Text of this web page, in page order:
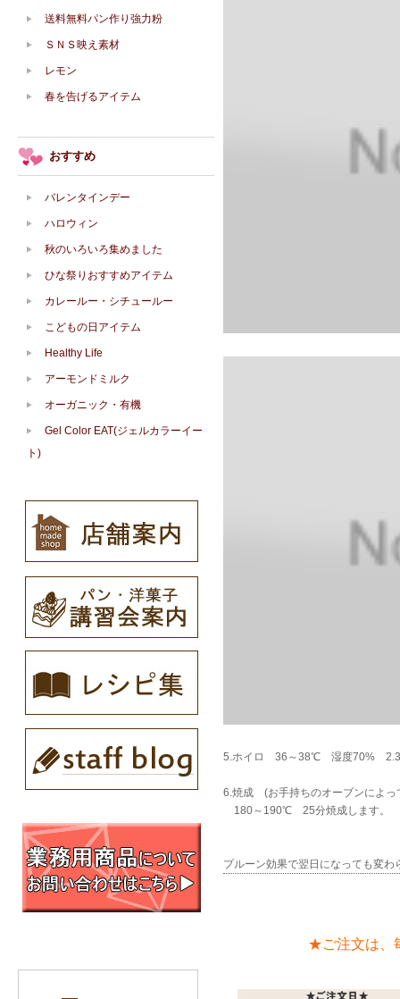
5.ホイロ 36～38℃ 湿度70%
6.焼成 (お手持ちのオーブンによっ
180～190℃ 25分焼成します。
プルーン効果で翌日になっても変
★ご注文は、
送料無料パン作り強力粉
ＳＮＳ映え素材
レモン
春を告げるアイテム
おすすめ
バレンタインデー
ハロウィン
秋のいろいろ集めました
ひな祭りおすすめアイテム
カレールー・シチュールー
こどもの日アイテム
Healthy Life
アーモンドミルク
オーガニック・有機
Gel Color EAT(ジェルカラーイー
ト)